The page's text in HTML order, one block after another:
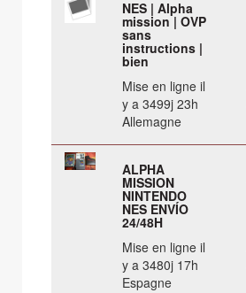
NES | Alpha
mission | OVP
sans
instructions |
bien
Mise en ligne il
y a 3499j 23h
Allemagne
ALPHA
MISSION
NINTENDO
NES ENVÍO
24/48H
Mise en ligne il
y a 3480j 17h
Espagne